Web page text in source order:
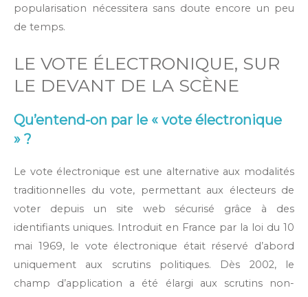
popularisation nécessitera sans doute encore un peu
de temps.
LE VOTE ÉLECTRONIQUE, SUR
LE DEVANT DE LA SCÈNE
Qu’entend-on par le « vote électronique
» ?
Le vote électronique est une alternative aux modalités
traditionnelles du vote, permettant aux électeurs de
voter depuis un site web sécurisé grâce à des
identifiants uniques. Introduit en France par la loi du 10
mai 1969, le vote électronique était réservé d’abord
uniquement aux scrutins politiques. Dès 2002, le
champ d’application a été élargi aux scrutins non-